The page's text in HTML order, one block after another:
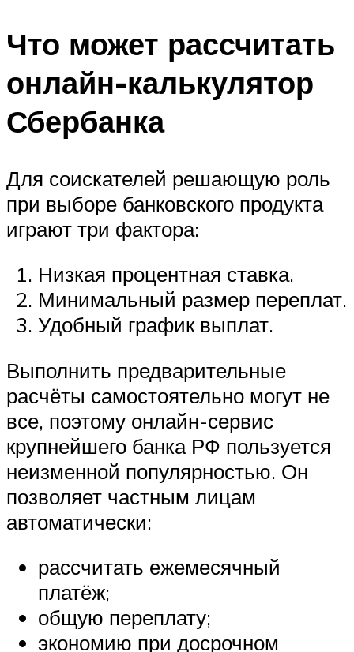
Что может рассчитать
онлайн-калькулятор
Сбербанка
Для соискателей решающую роль
при выборе банковского продукта
играют три фактора:
Низкая процентная ставка.
Минимальный размер переплат.
Удобный график выплат.
Выполнить предварительные
расчёты самостоятельно могут не
все, поэтому онлайн-сервис
крупнейшего банка РФ пользуется
неизменной популярностью. Он
позволяет частным лицам
автоматически:
рассчитать ежемесячный
платёж;
общую переплату;
экономию при досрочном